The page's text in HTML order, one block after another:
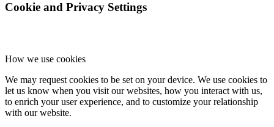
Cookie and Privacy Settings
How we use cookies
We may request cookies to be set on your device. We use cookies to
let us know when you visit our websites, how you interact with us,
to enrich your user experience, and to customize your relationship
with our website.